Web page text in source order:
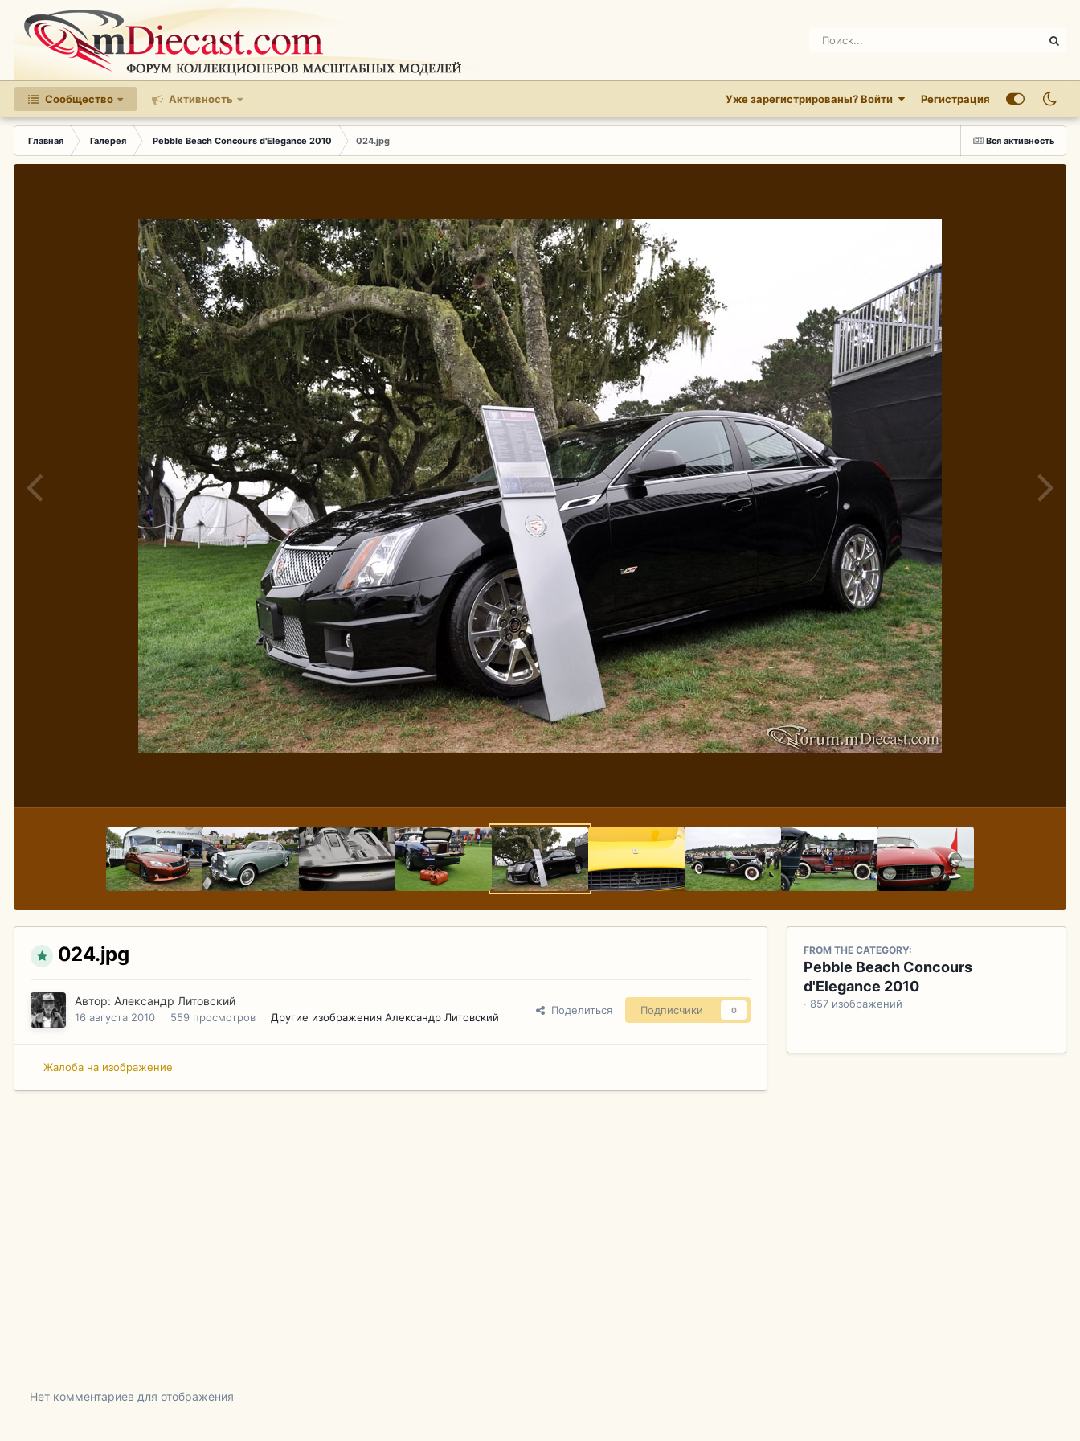
Сообщество Активность Уже зарегистрированы? Войти Регистрация
Вся активность
Главная Галерея Pebble Beach Concours d'Elegance 2010 024.jpg
024.jpg
Автор: Александр Литовский
16 августа 2010 559 просмотров Другие изображения Александр Литовский
Поделиться Подписчики 0
Жалоба на изображение
FROM THE CATEGORY:
Pebble Beach Concours
d'Elegance 2010
· 857 изображений
Нет комментариев для отображения